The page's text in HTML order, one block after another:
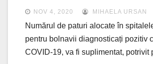
NOV 4, 2020 MIHAELA URSAN
Numărul de paturi alocate în
pentru bolnavii diagnosticați pozitiv
COVID-19, va fi suplimentat,